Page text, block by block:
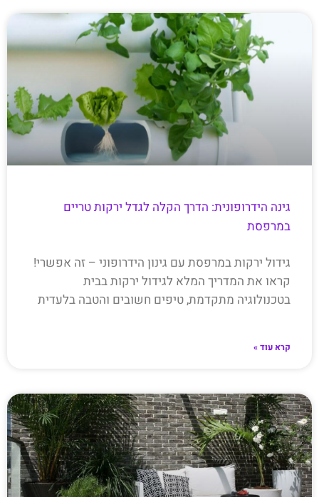
גינה הידרופונית: הדרך הקלה לגדל ירקות טריים
במרפסת
גידול ירקות במרפסת עם גינון הידרופוני – זה אפשרי!
קראו את המדריך המלא לגידול ירקות בבית
בטכנולוגיה מתקדמת, טיפים חשובים והטבה בלעדית
קרא עוד »